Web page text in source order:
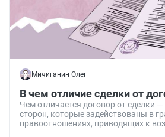
Мичиганин Олег
В чем отличие сделки от
Чем отличается договор от сделки
сторон, которые задействованы в
правоотношениях, приводящих к